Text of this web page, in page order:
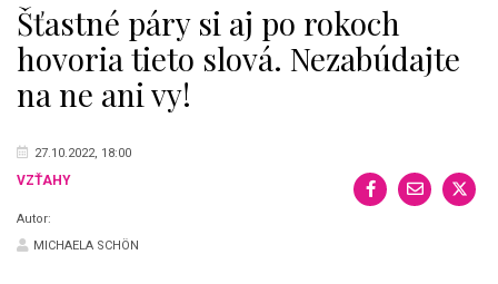
Šťastné páry si aj po rokoch
hovoria tieto slová. Nezabúdajte
na ne ani vy!
27.10.2022, 18:00
VZŤAHY
Autor:
MICHAELA SCHÖN